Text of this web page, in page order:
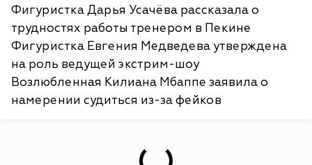
Фигуристка Дарья Усачёва рассказала о
трудностях работы тренером в Пекине
Фигуристка Евгения Медведева утверждена
на роль ведущей экстрим-шоу
Возлюбленная Килиана Мбаппе заявила о
намерении судиться из-за фейков